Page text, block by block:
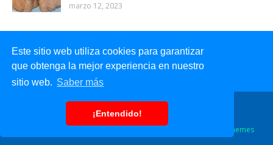
Este sitio web utiliza cookies para garantizar
que obtenga la mejor experiencia en nuestro
sitio web. Saber más
¡Entendido!
marzo 12, 2023
Inicio Sobre mi
Blogger Themes